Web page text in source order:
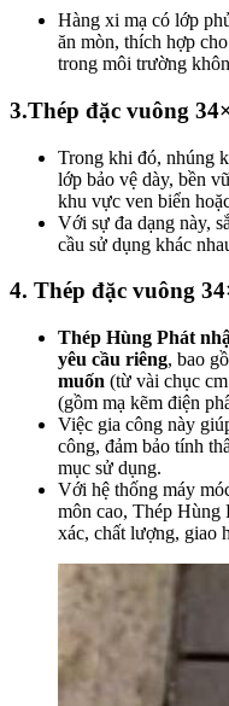
Hàng xi mạ có lớp
ăn mòn, thích hợp
trong môi trường
3.Thép đặc vuông
Trong khi đó, nhúng
lớp bảo vệ dày, bền
khu vực ven biển
Với sự đa dạng này,
cầu sử dụng khác
4. Thép đặc vuông
Thép Hùng Phát
yêu cầu riêng, bao
muốn (từ vài chục
(gồm mạ kẽm điện
Việc gia công này
công, đảm bảo tính
mục sử dụng.
Với hệ thống máy
môn cao, Thép Hùng
xác, chất lượng, giao